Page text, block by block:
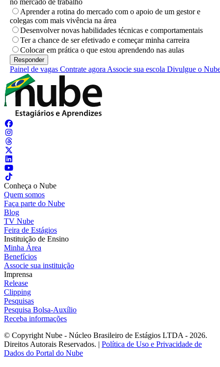
Aprender a rotina do mercado com o apoio de um gestor e
colegas com mais vivência na área
Desenvolver novas habilidades técnicas e comportamentais
Ter a chance de ser efetivado e começar minha carreira
Colocar em prática o que estou aprendendo nas aulas
Painel de vagas Contrate agora Associe sua escola Divulgue o
Conheça o Nube
Quem somos
Faça parte do Nube
Blog
TV Nube
Feira de Estágios
Instituição de Ensino
Minha Área
Benefícios
Associe sua instituição
Imprensa
Release
Clipping
Pesquisas
Pesquisa Bolsa-Auxílio
Receba informações
© Copyright Nube - Núcleo Brasileiro de Estágios LTDA - 2026.
Direitos Autorais Reservados. | Política de Uso e Privacidade de
Dados do Portal do Nube